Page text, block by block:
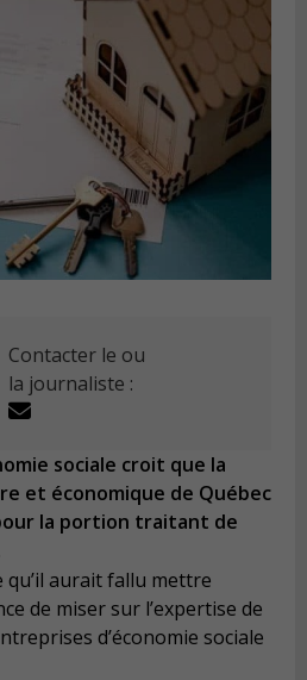
Contacter le ou
la journaliste :
sociale croit que la
et économique de Québec
la portion traitant de
qu’il aurait fallu mettre
de miser sur l’expertise de
d’économie sociale